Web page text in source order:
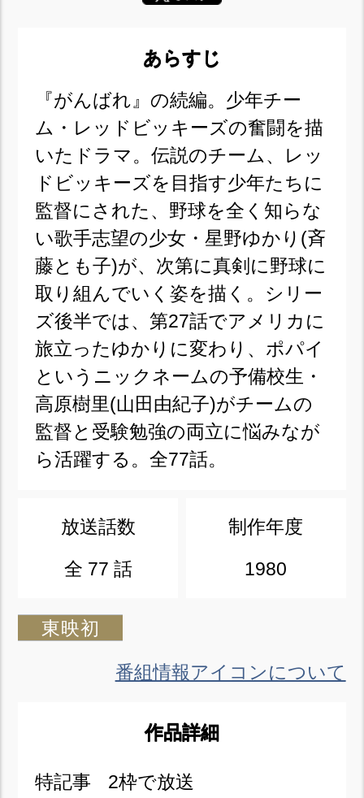
あらすじ
『がんばれ』の続編。少年チー
ム・レッドビッキーズの奮闘を描
いたドラマ。伝説のチーム、レッ
ドビッキーズを目指す少年たちに
監督にされた、野球を全く知らな
い歌手志望の少女・星野ゆかり(斉
藤とも子)が、次第に真剣に野球に
取り組んでいく姿を描く。シリー
ズ後半では、第27話でアメリカに
旅立ったゆかりに変わり、ポパイ
というニックネームの予備校生・
高原樹里(山田由紀子)がチームの
監督と受験勉強の両立に悩みなが
ら活躍する。全77話。
放送話数
全 77 話
制作年度
1980
東映初
番組情報アイコンについて
作品詳細
特記事
2枠で放送